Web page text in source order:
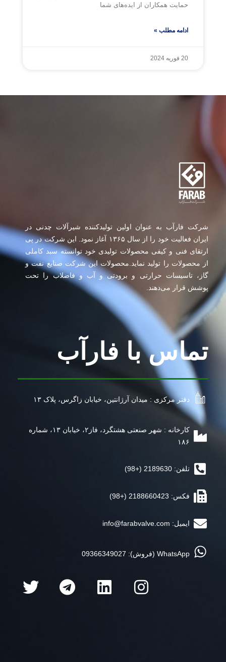
حمایت همکاران از ایده‌های شما
ادامه مطلب »
20 فوریه 2024
شرکت فارآب به عنوان اولین تولیدکننده شیرآلات چدنی در
ایران فعالیت خود را از سال ۱۳۶۵ آغاز نمود. این شرکت در پی
ارتقای فنی و کیفی محصولات تولیدی خود توانسته سبد کاملی
از محصولات را تولید نماید.محصولات این شرکت صنایع نفت و
گاز، تاسیسات حرارتی و برودتی و آب و فاضلاب را تحت
پوشش قرار می‌دهند.
تماس با فارآب
دفتر مرکزی : میدان آرژانتین، خیابان زاگرس، پلاک ۱۳
کارخانه : شهر صنعتی هشتگرد، فاز۲، خیابان ۱۳، شماره
۱۸۶
تلفن: 2189630 (+98)
فکس: 2188660423 (+98)
ایمیل: info@farabvalve.com
WhatsApp (فروش): 09366349027